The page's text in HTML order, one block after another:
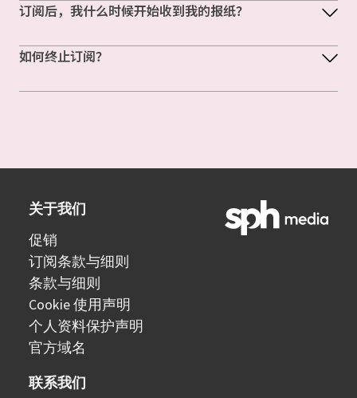
订阅后，我什么时候开始收到我的报纸？
如何终止订阅？
关于我们
促销
订阅条款与细则
条款与细则
Cookie 使用声明
个人资料保护声明
官方域名
联系我们